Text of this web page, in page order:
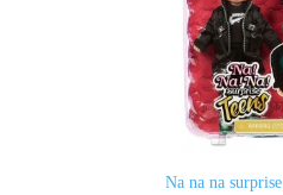
Na na na